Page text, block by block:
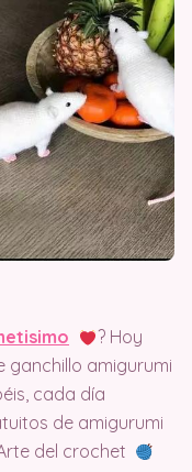
? Hoy
amigurumi
cada día
de amigurumi
del crochet